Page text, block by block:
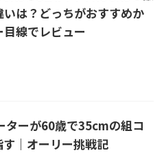
は？どっちがおすすめか
線でレビュー
ターが60歳で35cmの組コ
す｜オーリー挑戦記